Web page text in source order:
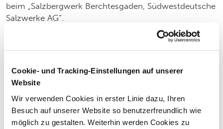
Cookie- und Tracking-Einstellungen auf unserer
Website
Wir verwenden Cookies in erster Linie dazu, Ihren
Besuch auf unserer Website so benutzerfreundlich wie
möglich zu gestalten. Weiterhin werden Cookies zu
beim „Salzbergwerk Berchtesgaden, Südwestdeutsche
Salzwerke AG“.
Pressebild-Projektion-neue-Show.jpg
Pressebild_Kaiser Franz Sinkwerk-Beleu
chtung.jpg
1.63 MB